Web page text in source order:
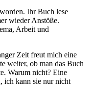
Ihr Buch lese
wieder Anstöße.
Arbeit und
Zeit freut mich eine
weiter, ob man das Buch
Warum nicht? Eine
ich kann sie nur nicht